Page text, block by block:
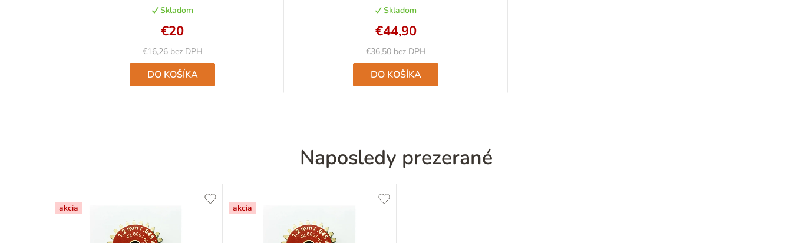
Skladom
€16,26 bez DPH
€20
DO KOŠÍKA
je
4,8
z
5
hviezdičiek.
Skladom
€36,50 bez DPH
€44,90
DO KOŠÍKA
Naposledy prezerané
akcia akcia